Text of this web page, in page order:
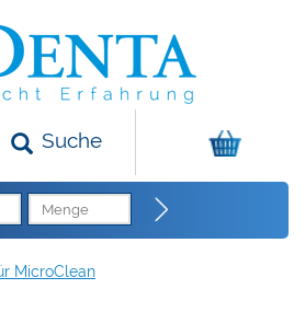
Suche
MicroClean